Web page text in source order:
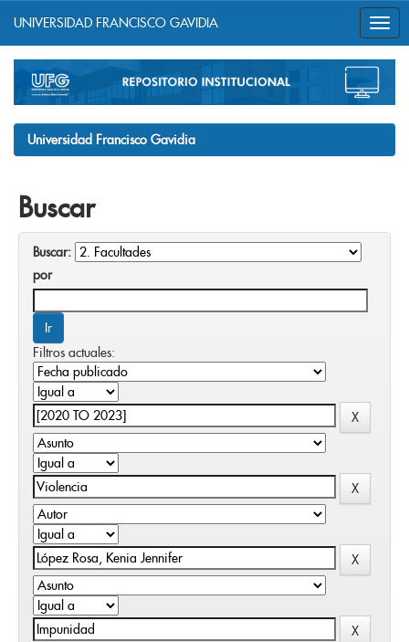
navigation
UNIVERSIDAD FRANCISCO GAVIDIA
Universidad Francisco Gavidia
Buscar
Buscar:
por
Filtros actuales: